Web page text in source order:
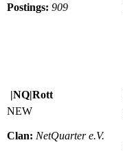
Postings: 909
|NQ|Rott
NEW
Clan: NetQuarter e.V.